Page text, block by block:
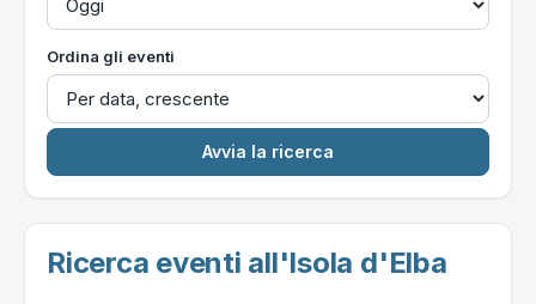
Ordina gli eventi
Ricerca eventi all'Isola d'Elba